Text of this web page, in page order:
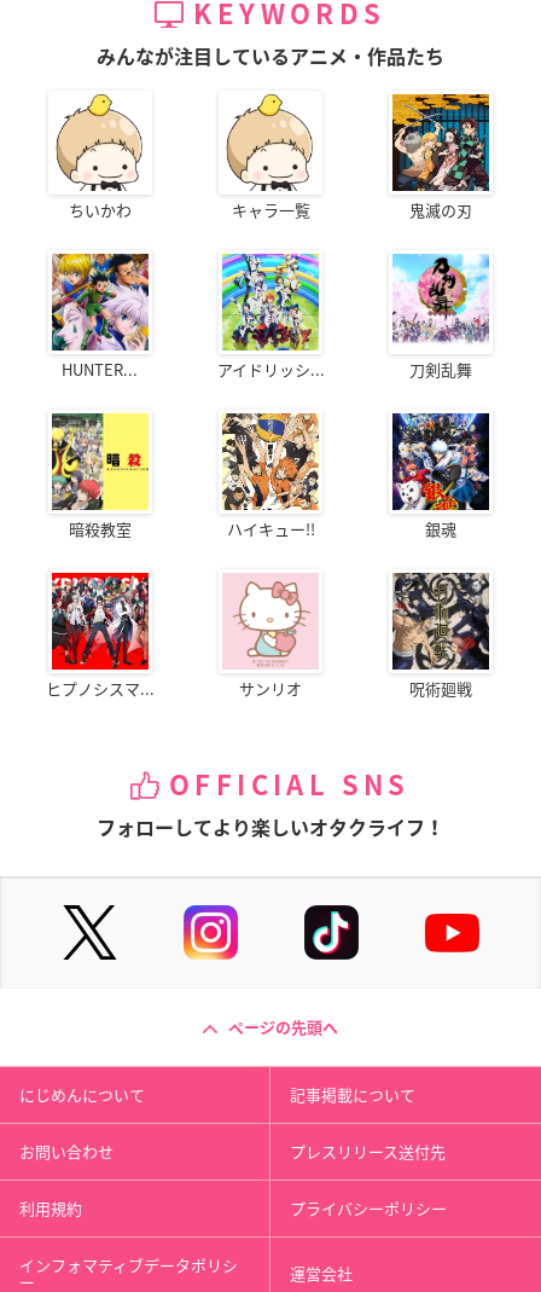
KEYWORDS
みんなが注目しているアニメ・作品たち
ちいかわ キャラ一覧 鬼滅の刃
HUNTER... アイドリッシ... 刀剣乱舞
暗殺教室 ハイキュー!! 銀魂
ヒプノシスマ... サンリオ 呪術廻戦
OFFICIAL SNS
フォローしてより楽しいオタクライフ！
ページの先頭へ
にじめんについて 記事掲載について
お問い合わせ プレスリリース送付先
利用規約 プライバシーポリシー
インフォマティブデータポリシ
ー 運営会社